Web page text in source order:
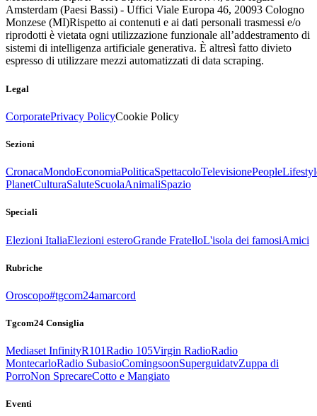
Amsterdam (Paesi Bassi) - Uffici Viale Europa 46, 20093 Cologno
Monzese (MI)Rispetto ai contenuti e ai dati personali trasmessi e/o
riprodotti è vietata ogni utilizzazione funzionale all’addestramento di
sistemi di intelligenza artificiale generativa. È altresì fatto divieto
espresso di utilizzare mezzi automatizzati di data scraping.
Legal
CorporatePrivacy PolicyCookie Policy
Sezioni
CronacaMondoEconomiaPoliticaSpettacoloTelevisionePeople
PlanetCulturaSaluteScuolaAnimaliSpazio
Speciali
Elezioni ItaliaElezioni esteroGrande FratelloL'isola dei famosiAmici
Rubriche
Oroscopo#tgcom24amarcord
Tgcom24 Consiglia
Mediaset InfinityR101Radio 105Virgin RadioRadio
MontecarloRadio SubasioComingsoonSuperguidatvZuppa di
PorroNon SprecareCotto e Mangiato
Eventi